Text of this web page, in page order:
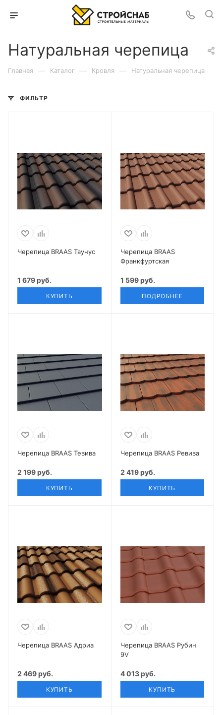
Натуральная черепица
Главная — Каталог — Кровля — Натуральная черепица
ФИЛЬТР
Черепица BRAAS Таунус
1 679 руб.
КУПИТЬ
Черепица BRAAS
Франкфуртская
1 599 руб.
ПОДРОБНЕЕ
Черепица BRAAS Тевива
2 199 руб.
КУПИТЬ
Черепица BRAAS Ревива
2 419 руб.
КУПИТЬ
Черепица BRAAS Адриа
2 469 руб.
КУПИТЬ
Черепица BRAAS Рубин
9V
4 013 руб.
КУПИТЬ